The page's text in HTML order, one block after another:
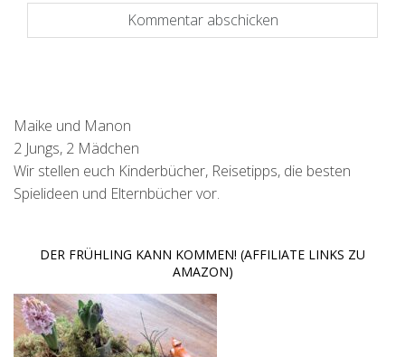
Maike und Manon
2 Jungs, 2 Mädchen
Wir stellen euch Kinderbücher, Reisetipps, die besten
Spielideen und Elternbücher vor.
DER FRÜHLING KANN KOMMEN! (AFFILIATE LINKS ZU
AMAZON)